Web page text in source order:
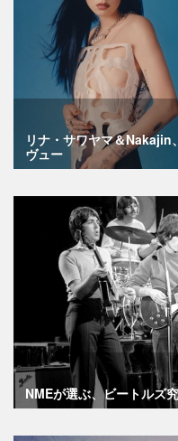
リナ・サワヤマ＆Nakajin
ヴュー
NMEが選ぶ、ビートルズ